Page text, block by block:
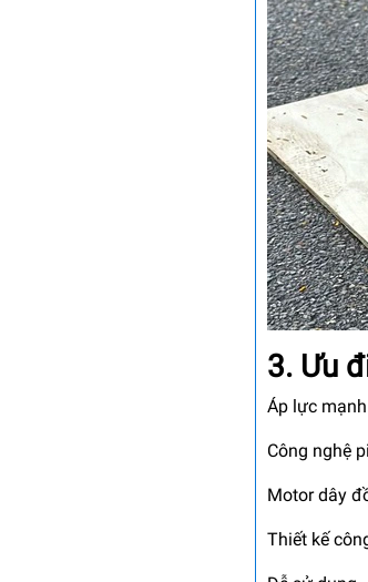
3. Ưu
Áp lực
Công nghệ
Motor dây
Thiết kế